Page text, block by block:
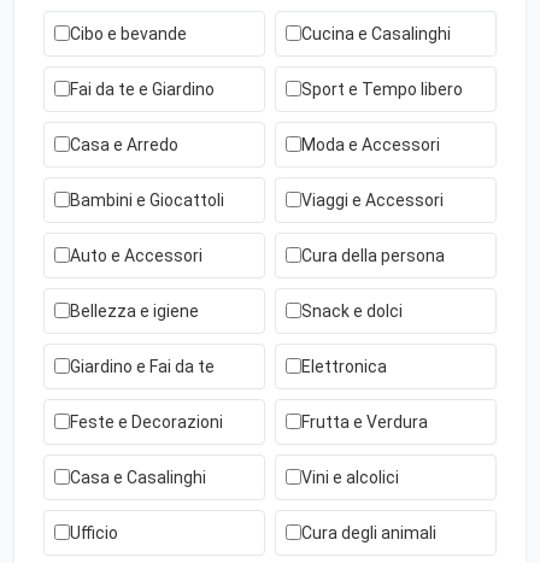
Cibo e bevande Cucina e Casalinghi
Fai da te e Giardino Sport e Tempo libero
Casa e Arredo Moda e Accessori
Bambini e Giocattoli Viaggi e Accessori
Auto e Accessori Cura della persona
Bellezza e igiene Snack e dolci
Giardino e Fai da te Elettronica
Feste e Decorazioni Frutta e Verdura
Casa e Casalinghi Vini e alcolici
Ufficio Cura degli animali